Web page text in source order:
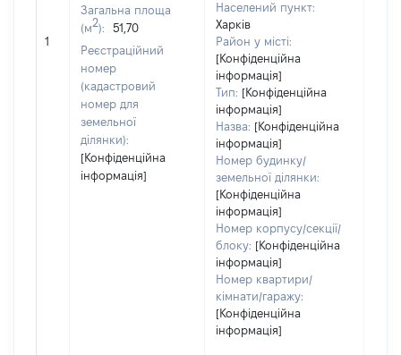
1
Загальна площа
(м2):
51,70
Реєстраційний
номер
(кадастровий
номер для
земельної
ділянки):
[Конфіденційна
інформація]
Населений пункт:
Харків
Район у місті:
[Конфіденційна
інформація]
Тип: [Конфіденційна
інформація]
Назва: [Конфіденційна
інформація]
Номер будинку/
земельної ділянки:
[Конфіденційна
інформація]
Номер корпусу/секції/
блоку: [Конфіденційна
інформація]
Номер квартири/
кімнати/гаражу:
[Конфіденційна
інформація]